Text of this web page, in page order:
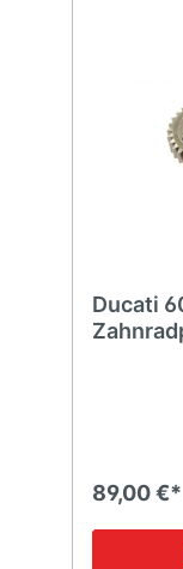
Ducati
89,00 €*